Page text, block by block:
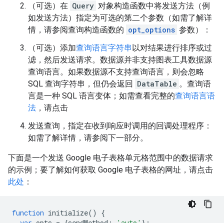
（可选）在 Query 对象构造函数中将发送方法（例
如发送方法）指定为可选的第二个参数（如需了解详
情，请参阅查询构造函数的 opt_options 参数）：
（可选）添加查询语言字符串以对结果进行排序或过
滤，然后发送请求。数据源并非支持图表工具数据源
查询语言。如果数据源不支持查询语言，则会忽略
SQL 查询字符串，但仍会返回 DataTable 。查询语
言是一种 SQL 语言变体；如需查看完整的查询语言语
法 ，请点击
发送查询，指定在收到响应时调用的回调处理程序：
如需了解详情，请参阅下一部分。
下面是一个发送 Google 电子表格单元格范围中的数据请求
的示例；要了解如何获取 Google 电子表格的网址，请点击
此处 ：
function initialize()
{